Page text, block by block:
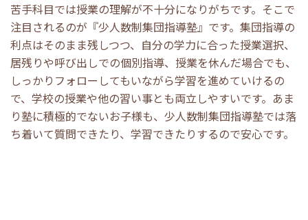
苦手科目では授業の理解が不十分になりがちです。そこで
注目されるのが『少人数制集団指導塾』です。集団指導の
利点はそのまま残しつつ、自分の学力に合った授業選択、
居残りや呼び出しでの個別指導、授業を休んだ場合でも、
しっかりフォローしてもいながら学習を進めていけるの
で、学校の授業や他の習い事とも両立しやすいです。あま
り塾に積極的でないお子様も、少人数制集団指導塾では落
ち着いて質問できたり、学習できたりするので安心です。